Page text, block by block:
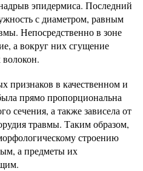
эпидермиса. Последний
с диаметром, равным
Непосредственно в зоне
а вокруг них сгущение
волокон.
признаков в качественном и
прямо пропорциональна
сечения, а также зависела от
травмы. Таким образом,
строению
а предметы их